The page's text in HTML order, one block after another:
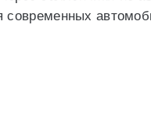
современных